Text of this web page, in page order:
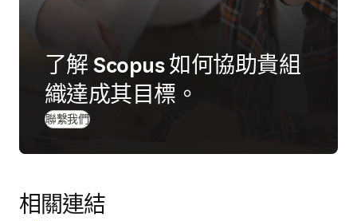
了解 Scopus 如何協助貴組
織達成其目標。
聯繫我們
相關連結